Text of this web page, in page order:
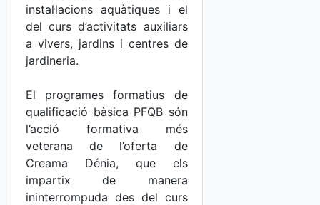
instal·lacions aquàtiques i el
del curs d’activitats auxiliars
a vivers, jardins i centres de
jardineria.
El programes formatius de
qualificació bàsica PFQB són
l’acció formativa més
veterana de l’oferta de
Creama Dénia, que els
impartix de manera
ininterrompuda des del curs